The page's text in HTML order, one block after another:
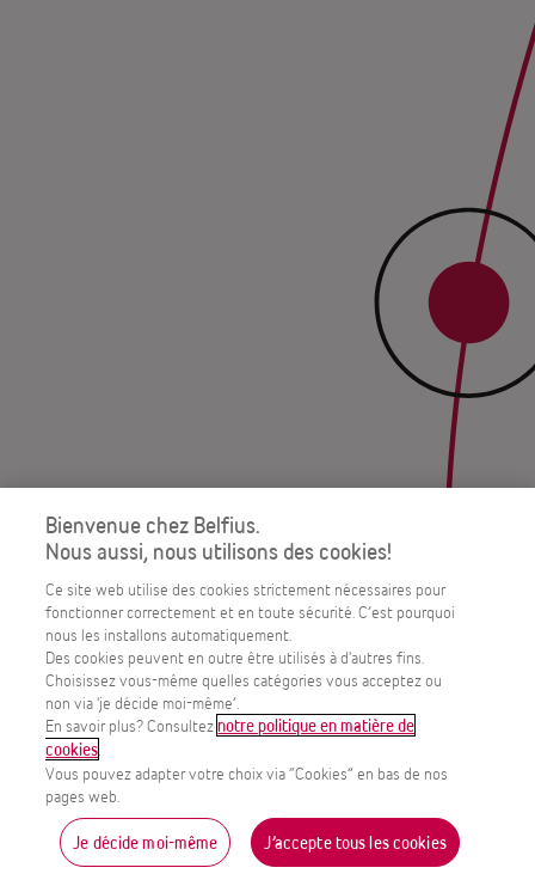
Bienvenue chez Belfius.
Nous aussi, nous utilisons des cookies!
Ce site web utilise des cookies strictement nécessaires pour
fonctionner correctement et en toute sécurité. C’est pourquoi
nous les installons automatiquement.
Des cookies peuvent en outre être utilisés à d'autres fins.
Choisissez vous-même quelles catégories vous acceptez ou
non via 'je décide moi-même’.
En savoir plus? Consulteznotre politique en matière de
cookies
Vous pouvez adapter votre choix via “Cookies” en bas de nos
pages web.
Je décide moi-même J’accepte tous les cookies